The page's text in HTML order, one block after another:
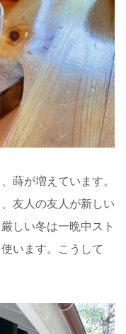
蒔が増えています。
友人の友人が新しい
しい冬は一晩中スト
います。こうして